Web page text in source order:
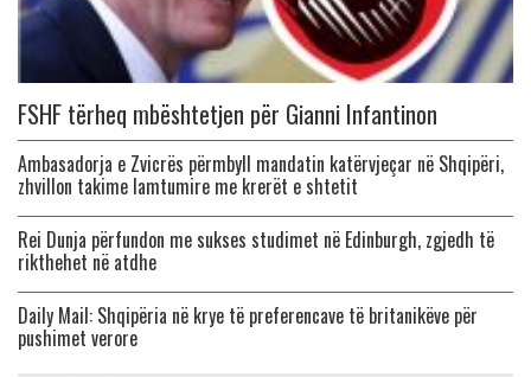
FSHF tërheq mbështetjen për Gianni Infantinon
Ambasadorja e Zvicrës përmbyll mandatin katërvjeçar në Shqipëri,
zhvillon takime lamtumire me krerët e shtetit
Rei Dunja përfundon me sukses studimet në Edinburgh, zgjedh të
rikthehet në atdhe
Daily Mail: Shqipëria në krye të preferencave të britanikëve për
pushimet verore